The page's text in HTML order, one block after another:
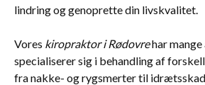
lindring og genoprette din livskvalitet.
Vores kiropraktor i Rødovrehar
specialiserer sig i behandling af
fra nakke- og rygsmerter til